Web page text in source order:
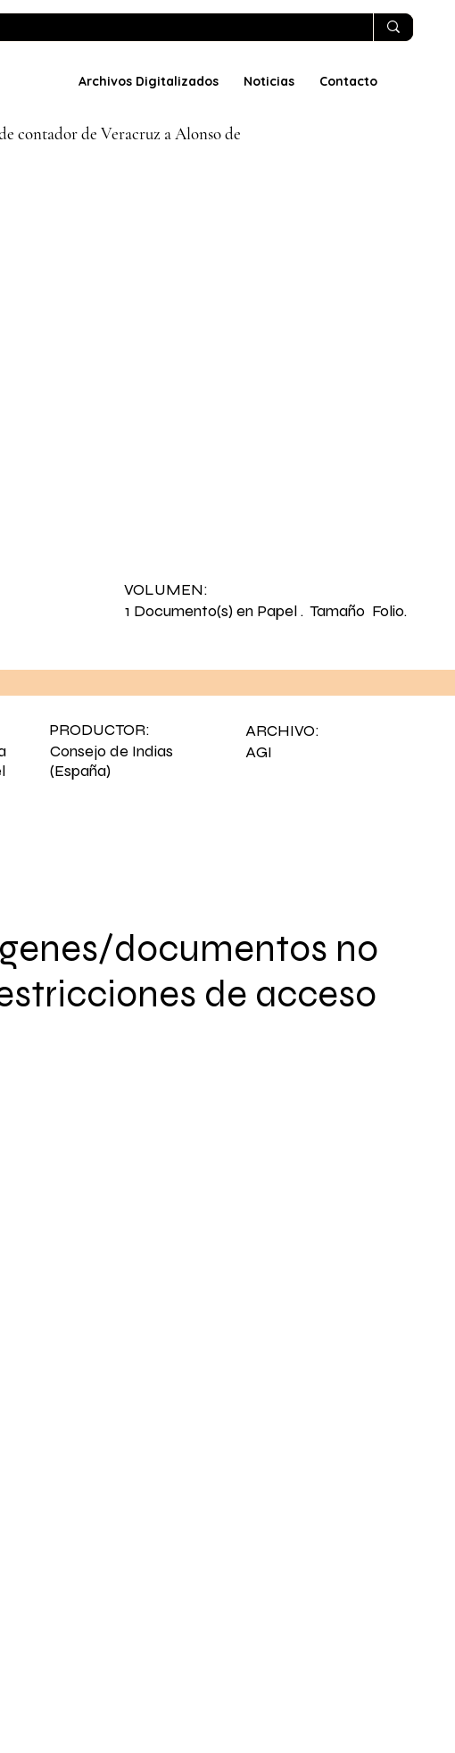
Archivos Digitalizados Noticias Contacto
contador de Veracruz a Alonso de
VOLUMEN:
1 Documento(s) en Papel . Tamaño Folio.
PRODUCTOR:
Consejo de Indias
(España)
documentos no
de acceso
ARCHIVO:
AGI